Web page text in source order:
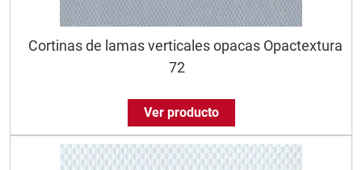
Cortinas de lamas verticales opacas Opactextura
72
Ver producto